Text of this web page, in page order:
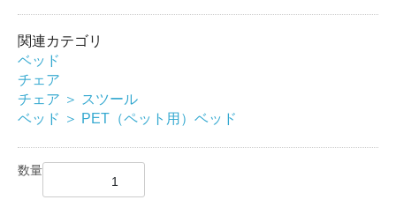
関連カテゴリ
ベッド
チェア
チェア ＞ スツール
ベッド ＞ PET（ペット用）ベッド
数量